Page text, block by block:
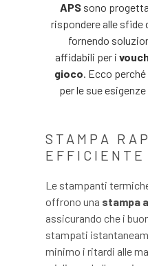
APS sono
rispondere alle sfide
fornendo
affidabili per i
gioco. Ecco
per le sue
STAMPA
EFFICIENTE
Le stampanti
offrono una stampa
assicurando che i
stampati
minimo i ritardi alle